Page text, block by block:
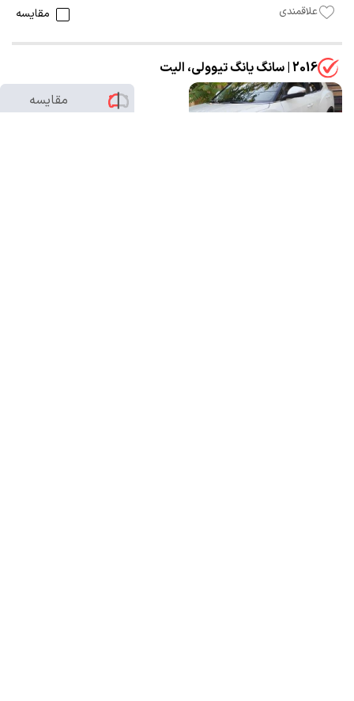
مقایسه
علاقمندی مقایسه
2016 | سانگ یانگ تیوولی، الیت